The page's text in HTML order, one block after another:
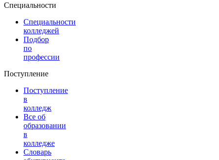
Специальности
Специальности
колледжей
Подбор
по
профессии
Поступление
Поступление
в
колледж
Все об
образовании
в
колледже
Словарь